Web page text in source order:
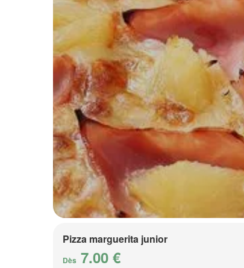
Pizza marguerita junior
Dès 7.00 €